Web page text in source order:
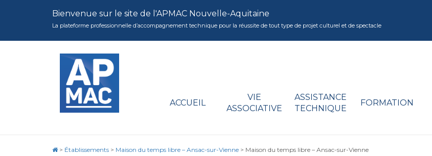
Bienvenue sur le site de l'APMAC Nouvelle-Aquitaine
La plateforme professionnelle d’accompagnement technique pour la réussite de tout type de projet culturel et de spectacle
ACCUEIL
VIE
ASSOCIATIVE
ASSISTANCE
TECHNIQUE
FORMATION
> Établissements > Maison du temps libre – Ansac-sur-Vienne > Maison du temps libre – Ansac-sur-Vienne